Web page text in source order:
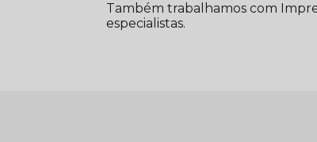
Também trabalhamos com
especialistas.